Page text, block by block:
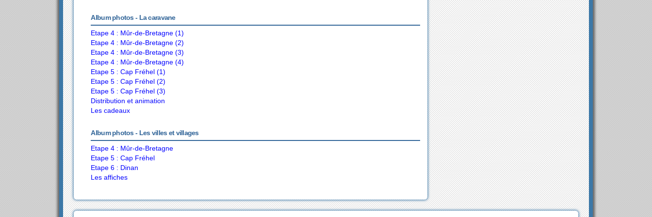
Album photos - La caravane
Etape 4 : Mûr-de-Bretagne (1)
Etape 4 : Mûr-de-Bretagne (2)
Etape 4 : Mûr-de-Bretagne (3)
Etape 4 : Mûr-de-Bretagne (4)
Etape 5 : Cap Fréhel (1)
Etape 5 : Cap Fréhel (2)
Etape 5 : Cap Fréhel (3)
Distribution et animation
Les cadeaux
Album photos - Les villes et villages
Etape 4 : Mûr-de-Bretagne
Etape 5 : Cap Fréhel
Etape 6 : Dinan
Les affiches